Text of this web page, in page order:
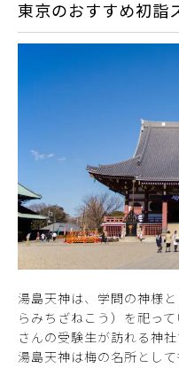
東京のおすすめ初詣
湯島天神は、学問の神様
らみちざねこう）を祀っ
さんの受験生が訪れる神社
湯島天神は梅の名所とし